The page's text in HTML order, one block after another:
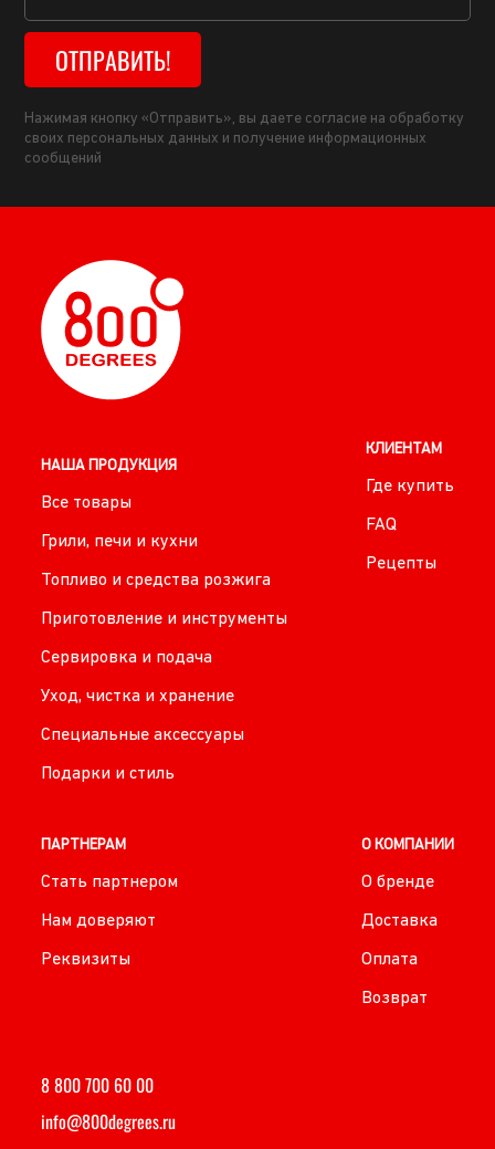
ОТПРАВИТЬ!
Нажимая кнопку «Отправить», вы даете согласие на обработку
своих персональных данных и получение информационных
сообщений
НАША ПРОДУКЦИЯ
Все товары
Грили, печи и кухни
Топливо и средства розжига
Приготовление и инструменты
Сервировка и подача
Уход, чистка и хранение
Специальные аксессуары
Подарки и стиль
КЛИЕНТАМ
Где купить
FAQ
Рецепты
ПАРТНЕРАМ
Стать партнером
Нам доверяют
Реквизиты
О КОМПАНИИ
О бренде
Доставка
Оплата
Возврат
8 800 700 60 00
info@800degrees.ru